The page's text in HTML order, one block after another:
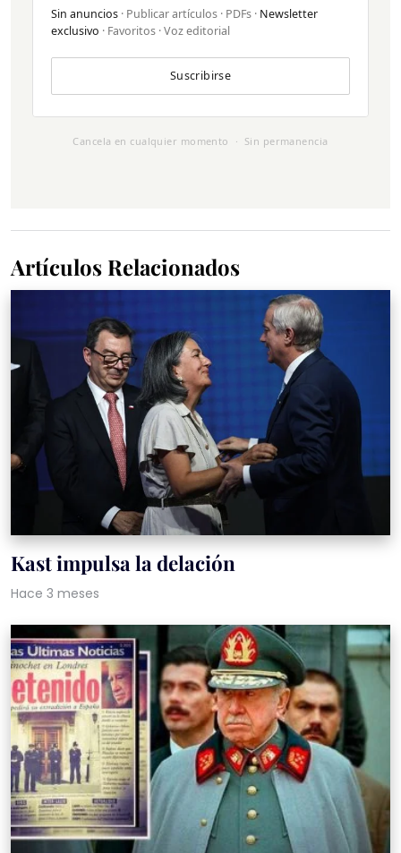
Sin anuncios · Publicar artículos · PDFs · Newsletter
exclusivo · Favoritos · Voz editorial
Suscribirse
Cancela en cualquier momento · Sin permanencia
Artículos Relacionados
Kast impulsa la delación
Hace 3 meses